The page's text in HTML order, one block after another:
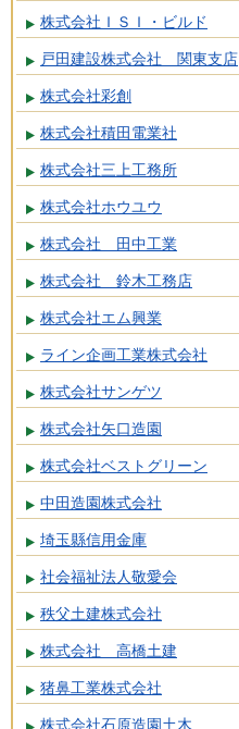
株式会社ＩＳＩ・ビルド
戸田建設株式会社 関東支店
株式会社彩創
株式会社積田電業社
株式会社三上工務所
株式会社ホウユウ
株式会社 田中工業
株式会社 鈴木工務店
株式会社エム興業
ライン企画工業株式会社
株式会社サンゲツ
株式会社矢口造園
株式会社ベストグリーン
中田造園株式会社
埼玉縣信用金庫
社会福祉法人敬愛会
秩父土建株式会社
株式会社 高橋土建
猪鼻工業株式会社
株式会社石原造園土木